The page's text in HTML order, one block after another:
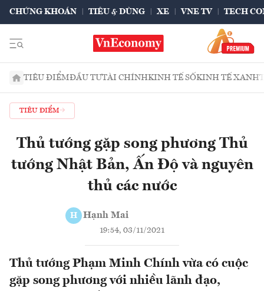
CHỨNG KHOÁN TIÊU & DÙNG XE VNE TV TECH
TIÊU ĐIỂMĐẦU TƯTÀI CHÍNHKINH TẾ SỐKINH TẾ XANH
TIÊU ĐIỂM
Thủ tướng gặp song phương Thủ
tướng Nhật Bản, Ấn Độ và nguyên
thủ các nước
H Hạnh Mai
19:54, 03/11/2021
Thủ tướng Phạm Minh Chính vừa có cuộc
gặp song phương với nhiều lãnh đạo,